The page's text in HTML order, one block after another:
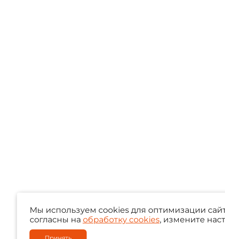
Мы используем cookies для оптимизации
согласны на обработку cookies, измените